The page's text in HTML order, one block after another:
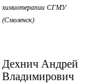
химиотерапии СГМУ
(Смоленск)
Дехнич Андрей
Владимирович